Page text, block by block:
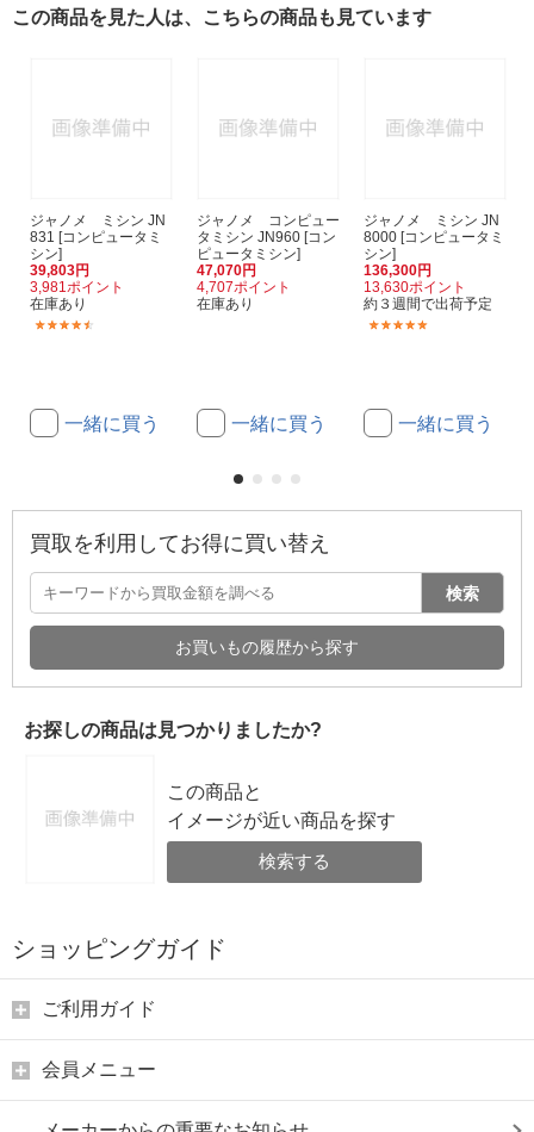
この商品を見た人は、こちらの商品も見ています
ジャノメ ミシン JN
831 [コンピュータミ
シン]
39,803円
3,981ポイント
在庫あり
一緒に買う
ジャノメ コンピュー
タミシン JN960 [コン
ピュータミシン]
47,070円
4,707ポイント
在庫あり
一緒に買う
ジャノメ ミシン JN
8000 [コンピュータミ
シン]
136,300円
13,630ポイント
約３週間で出荷予定
一緒に買う
買取を利用してお得に買い替え
検索
お買いもの履歴から探す
お探しの商品は見つかりましたか?
この商品と
イメージが近い商品を探す
検索する
ショッピングガイド
ご利用ガイド
会員メニュー